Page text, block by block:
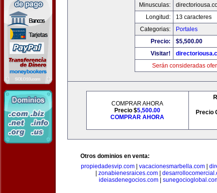
Minusculas:
Longitud:
13 caracteres
Categorias:
Portales
Precio:
$5,500.00
Visitar!
Serán consideradas
COMPRAR AHORA
Precio $5,500.00
COMPRAR AHORA
Precio
Otros dominios en venta:
propiedadesvip.com
vacacionesmarbella.com
zonabienesraices.com
ideiasdenegocios.com|